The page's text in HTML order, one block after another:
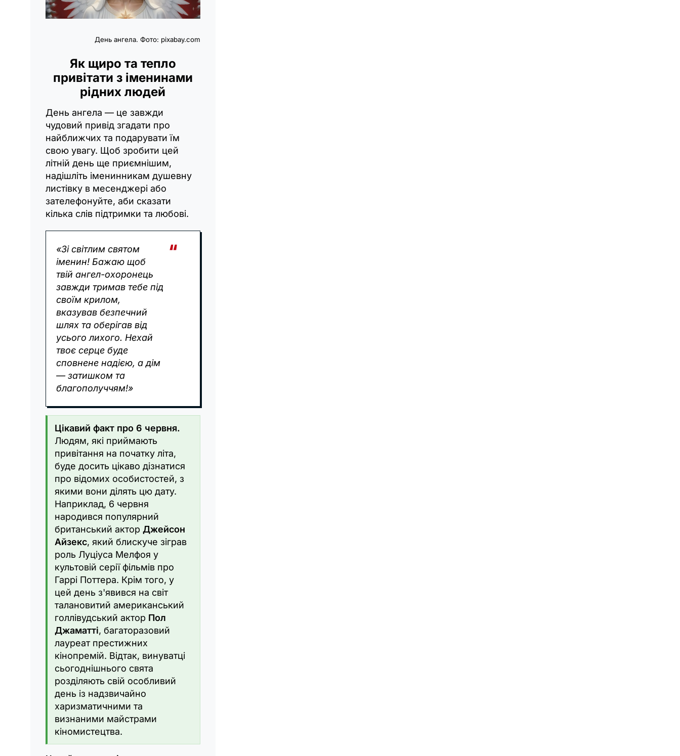
День ангела. Фото: pixabay.com
Як щиро та тепло
привітати з іменинами
рідних людей
День ангела — це завжди
чудовий привід згадати про
найближчих та подарувати їм
свою увагу. Щоб зробити цей
літній день ще приємнішим,
надішліть іменинникам душевну
листівку в месенджері або
зателефонуйте, аби сказати
кілька слів підтримки та любові.
«Зі світлим святом
іменин! Бажаю щоб
твій ангел-охоронець
завжди тримав тебе під
своїм крилом,
вказував безпечний
шлях та оберігав від
усього лихого. Нехай
твоє серце буде
сповнене надією, а дім
— затишком та
благополуччям!»
Цікавий факт про 6 червня.
Людям, які приймають
привітання на початку літа,
буде досить цікаво дізнатися
про відомих особистостей, з
якими вони ділять цю дату.
Наприклад, 6 червня
народився популярний
британський актор Джейсон
Айзекс, який блискуче зіграв
роль Луціуса Мелфоя у
культовій серії фільмів про
Гаррі Поттера. Крім того, у
цей день з'явився на світ
талановитий американський
голлівудський актор Пол
Джаматті, багаторазовий
лауреат престижних
кінопремій. Відтак, винуватці
сьогоднішнього свята
розділяють свій особливий
день із надзвичайно
харизматичними та
визнаними майстрами
кіномистецтва.